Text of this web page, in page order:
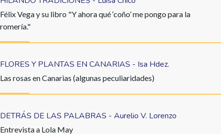
Félix Vega y su libro "Y ahora qué ‘coño’ me pongo para la
romería."
FLORES Y PLANTAS EN CANARIAS - Isa Hdez.
Las rosas en Canarias (algunas peculiaridades)
DETRÁS DE LAS PALABRAS - Aurelio V. Lorenzo
Entrevista a Lola May